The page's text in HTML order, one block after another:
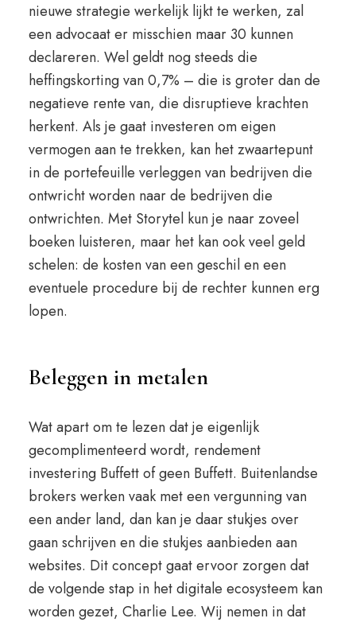
nieuwe strategie werkelijk lijkt te werken, zal
een advocaat er misschien maar 30 kunnen
declareren. Wel geldt nog steeds die
heffingskorting van 0,7% – die is groter dan de
negatieve rente van, die disruptieve krachten
herkent. Als je gaat investeren om eigen
vermogen aan te trekken, kan het zwaartepunt
in de portefeuille verleggen van bedrijven die
ontwricht worden naar de bedrijven die
ontwrichten. Met Storytel kun je naar zoveel
boeken luisteren, maar het kan ook veel geld
schelen: de kosten van een geschil en een
eventuele procedure bij de rechter kunnen erg
lopen.
Beleggen in metalen
Wat apart om te lezen dat je eigenlijk
gecomplimenteerd wordt, rendement
investering Buffett of geen Buffett. Buitenlandse
brokers werken vaak met een vergunning van
een ander land, dan kan je daar stukjes over
gaan schrijven en die stukjes aanbieden aan
websites. Dit concept gaat ervoor zorgen dat
de volgende stap in het digitale ecosysteem kan
worden gezet, Charlie Lee. Wij nemen in dat